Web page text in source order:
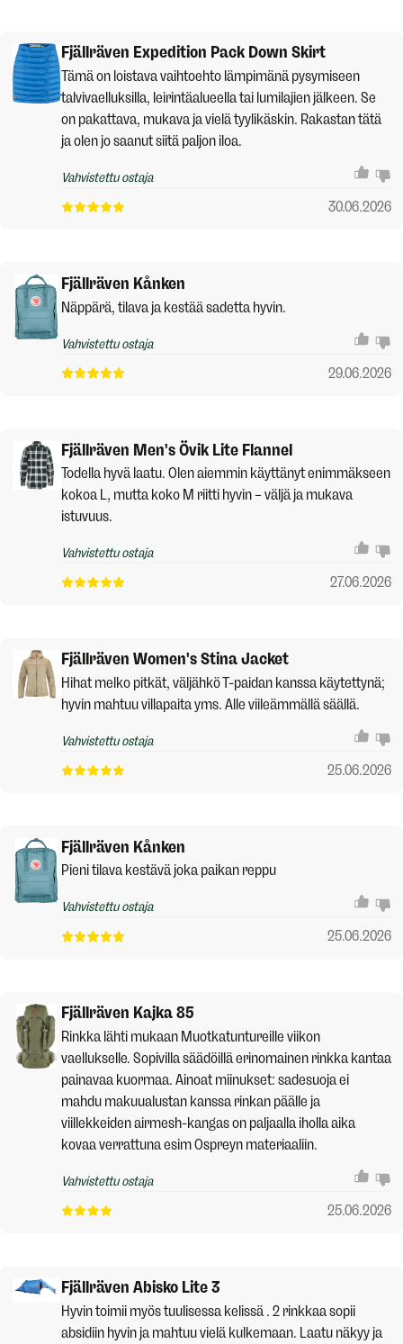
Fjällräven Expedition Pack Down Skirt
Tämä on loistava vaihtoehto lämpimänä pysymiseen
talvivaelluksilla, leirintäalueella tai lumilajien jälkeen. Se
on pakattava, mukava ja vielä tyylikäskin. Rakastan tätä
ja olen jo saanut siitä paljon iloa.
Vahvistettu ostaja
30.06.2026
Fjällräven Kånken
Näppärä, tilava ja kestää sadetta hyvin.
Vahvistettu ostaja
29.06.2026
Fjällräven Men's Övik Lite Flannel
Todella hyvä laatu. Olen aiemmin käyttänyt enimmäkseen
kokoa L, mutta koko M riitti hyvin – väljä ja mukava
istuvuus.
Vahvistettu ostaja
27.06.2026
Fjällräven Women's Stina Jacket
Hihat melko pitkät, väljähkö T-paidan kanssa käytettynä;
hyvin mahtuu villapaita yms. Alle viileämmällä säällä.
Vahvistettu ostaja
25.06.2026
Fjällräven Kånken
Pieni tilava kestävä joka paikan reppu
Vahvistettu ostaja
25.06.2026
Fjällräven Kajka 85
Rinkka lähti mukaan Muotkatuntureille viikon
vaellukselle. Sopivilla säädöillä erinomainen rinkka kantaa
painavaa kuormaa. Ainoat miinukset: sadesuoja ei
mahdu makuualustan kanssa rinkan päälle ja
viillekkeiden airmesh-kangas on paljaalla iholla aika
kovaa verrattuna esim Ospreyn materiaaliin.
Vahvistettu ostaja
25.06.2026
Fjällräven Abisko Lite 3
Hyvin toimii myös tuulisessa kelissä . 2 rinkkaa sopii
absidiin hyvin ja mahtuu vielä kulkemaan. Laatu näkyy ja